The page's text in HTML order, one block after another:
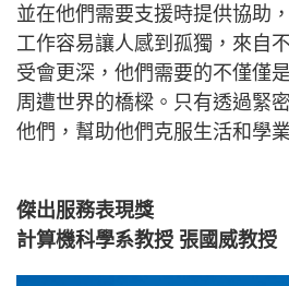
並在他們需要支援時提供協助
工作容易讓人感到孤獨，來自
受會更深，他們需要的不僅僅
周遭世界的橋樑。只有透過緊
他們，幫助他們克服生活和學
傑出服務表現獎
計算機科學系教授 張國威教授